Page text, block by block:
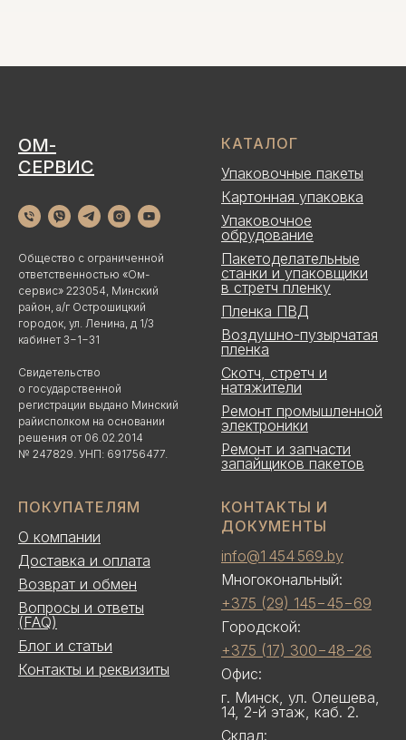
ОМ-
СЕРВИС
Общество с ограниченной
ответственностью «Ом-
сервис» 223054, Минский
район, а/г Острошицкий
городок, ул. Ленина, д 1/3
кабинет 3−1−31
Свидетельство
о государственной
регистрации выдано Минский
райисполком на основании
решения от 06.02.2014
№ 247829. УНП: 691756477.
КАТАЛОГ
Упаковочные пакеты
Картонная упаковка
Упаковочное
обрудование
Пакетоделательные
станки и упаковщики
в стретч пленку
Пленка ПВД
Воздушно-пузырчатая
пленка
Скотч, стретч и
натяжители
Ремонт промышленной
электроники
Ремонт и запчасти
запайщиков пакетов
ПОКУПАТЕЛЯМ
О компании
Доставка и оплата
Возврат и обмен
Вопросы и ответы
(FAQ)
Блог и статьи
Контакты и реквизиты
КОНТАКТЫ И
ДОКУМЕНТЫ
info@1 454 569.by
Многокональный:
+375 (29) 145−45−69
Городской:
+375 (17) 300−48−26
Офис:
г. Минск, ул. Олешева,
14, 2-й этаж, каб. 2.
Склад: